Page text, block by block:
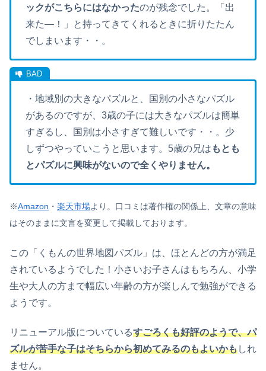
ックがこちらにはなかったのが残念でした。「出
来た―！」と持ってきてくれるときに折りたたん
でしまいます・・。
・ 地域別 の大きなパズルと
国別の小さなパズル
があるのですが、3歳の子には大きなパズルは簡単
すぎるし、国別は小さすぎて難しいです・・。少
しずつやっていこうと思います。5歳の兄は もとも
とパズルに興味がないので全くやりません。
※Amazon ・ 楽天市場より。 口コミは著作権の関係上、文章の意味
はそのままに文言を変更して掲載しております。
この 「 くもんの世界地図パズル 」は、 ほとんどの方が満足
されているようでした！小さいお子さんはもちろん、小学
生や大人の方まで幅広い年齢の方が楽しんで勉強ができる
ようです。
リニューアル版についているすごろくも好評のようで、パ
ズルが苦手な子はそちらから初めてみるのもよいかもしれ
ません。